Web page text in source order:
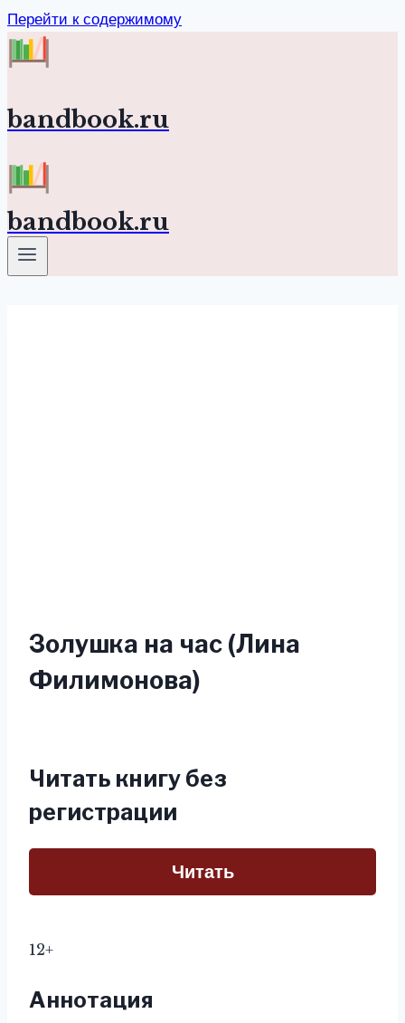
Перейти к содержимому
bandbook.ru
bandbook.ru
Золушка на час (Лина
Филимонова)
Читать книгу без
регистрации
Читать
12+
Аннотация